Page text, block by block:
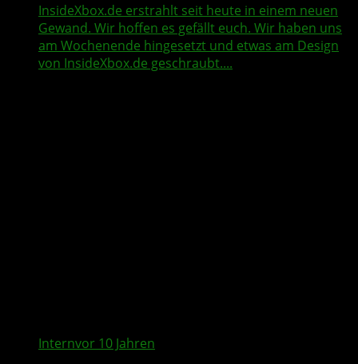
InsideXbox.de erstrahlt seit heute in einem neuen
Gewand. Wir hoffen es gefällt euch. Wir haben uns
am Wochenende hingesetzt und etwas am Design
von InsideXbox.de geschraubt....
Internvor 10 Jahren